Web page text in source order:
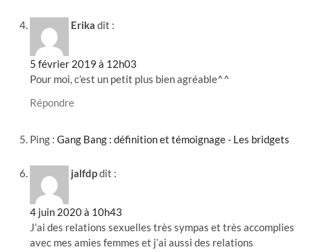
Erika dit :
5 février 2019 à 12h03
Pour moi, c’est un petit plus bien agréable^^
Répondre
Ping :Gang Bang : définition et témoignage - Les bridgets
jalfdpdit :
4 juin 2020 à 10h43
J’ai des relations sexuelles très sympas et très accomplies
avec mes amies femmes et j’ai aussi des relations